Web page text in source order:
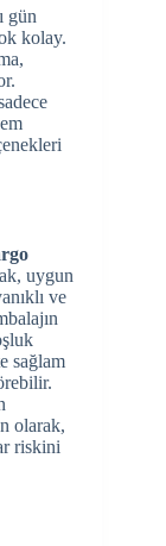
gün
kolay.
uygun
ve
sağlam
olarak,
riskini